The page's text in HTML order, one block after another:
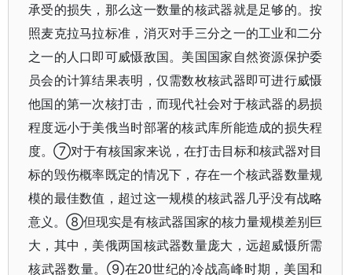
承受的损失，那么这一数量的核武器就是足够的。按
照麦克拉马拉标准，消灭对手三分之一的工业和二分
之一的人口即可威慑敌国。美国国家自然资源保护委
员会的计算结果表明，仅需数枚核武器即可进行威慑
他国的第一次核打击，而现代社会对于核武器的易损
程度远小于美俄当时部署的核武库所能造成的损失程
度。⑦对于有核国家来说，在打击目标和核武器对目
标的毁伤概率既定的情况下，存在一个核武器数量规
模的最佳数值，超过这一规模的核武器几乎没有战略
意义。⑧但现实是有核武器国家的核力量规模差别巨
大，其中，美俄两国核武器数量庞大，远超威慑所需
核武器数量。⑨在20世纪的冷战高峰时期，美国和